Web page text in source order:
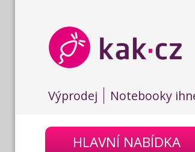
Výprodej Notebooky
HLAVNÍ NABÍDKA